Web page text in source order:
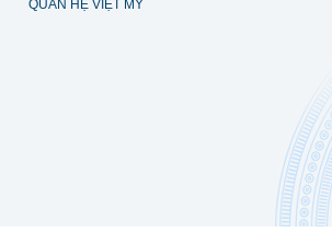
QUAN HỆ VIỆT MỸ